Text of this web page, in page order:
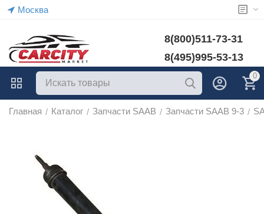
Москва
8(800)511-73-31
8(495)995-53-13
0
Главная / Каталог / Запчасти SAAB / Запчасти SAAB 9-3 /